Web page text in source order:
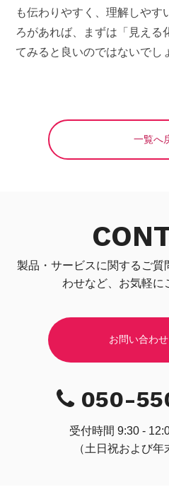
も伝わりやすく、理解しやす
ろがあれば、まずは「見える
てみると良いのではないでし
一覧へ
製品・サービスに関するご質
わせなど、お気軽に
お問い合わ
050-
受付時間 9:30 -
（土日祝および年